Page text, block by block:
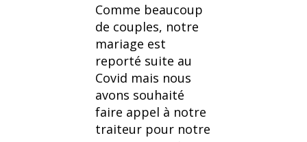
Comme beaucoup
de couples, notre
mariage est
reporté suite au
Covid mais nous
avons souhaité
faire appel à notre
traiteur pour notre